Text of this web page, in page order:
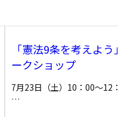
「憲法9条を考えよ
ークショップ
7月23日（土）10：00～12
…